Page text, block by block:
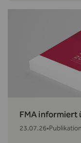
FMA informiert
23.07.26•Publikation